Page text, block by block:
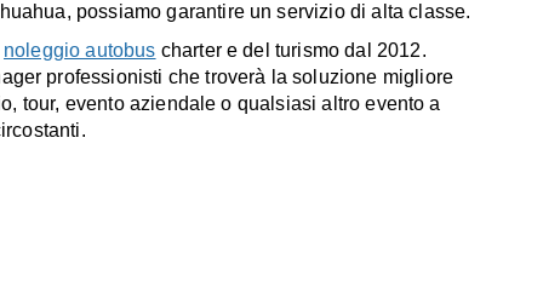
possiamo garantire un servizio di alta classe.
noleggio autobus charter e del turismo dal 2012.
professionisti che troverà la soluzione migliore
tour, evento aziendale o qualsiasi altro evento a